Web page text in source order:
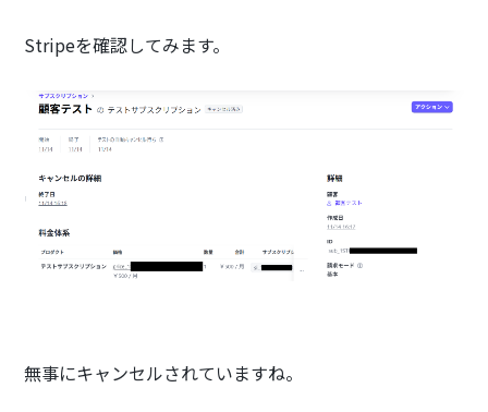
Stripeを確認してみます。
無事にキャンセルされていますね。